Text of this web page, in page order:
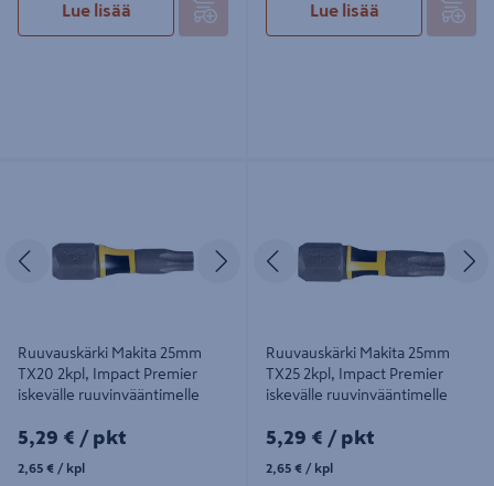
Lue lisää Lue lisää
Edellinen Seuraava
Ruuvauskärki Makita 25mm
TX20 2kpl, Impact Premier
iskevälle ruuvinvääntimelle
5,29€/pkt
5,29 € / pkt
2,65€/kpl
2,65 € / kpl
Edellinen
Ruuvauskärki Makita 25mm
TX25 2kpl, Impact Premier
iskevälle ruuvinvääntimelle
5,29€/pkt
5,29 € / pkt
2,65€/kpl
2,65 € / kpl